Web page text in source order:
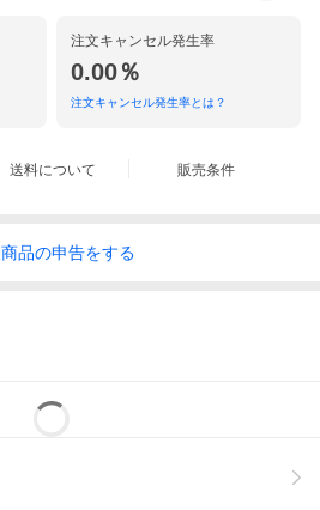
注文キャンセル発生率
0.00％
注文キャンセル発生率とは？
送料について 販売条件
商品の申告をする